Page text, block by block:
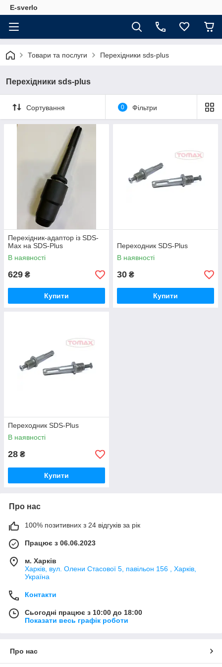
E-sverlo
Товари та послуги Перехідники sds-plus
Перехідники sds-plus
Сортування 0 Фільтри
Перехідник-адаптор із SDS-
Max на SDS-Plus
В наявності
629 ₴
Купити
Переходник SDS-Plus
В наявності
30 ₴
Купити
Переходник SDS-Plus
В наявності
28 ₴
Купити
Про нас
100% позитивних з 24 відгуків за рік
Працює з 06.06.2023
м. Харків
Харків, вул. Олени Стасової 5, павільон 156 , Харків,
Україна
Контакти
Сьогодні працює з 10:00 до 18:00
Показати весь графік роботи
Про нас